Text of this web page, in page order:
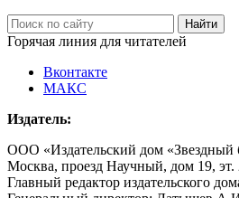
Горячая линия для читателей
Вконтакте
МАКС
Издатель:
ООО «Издательский дом «Звездный
Москва, проезд Научный, дом 19,
Главный редактор издательского